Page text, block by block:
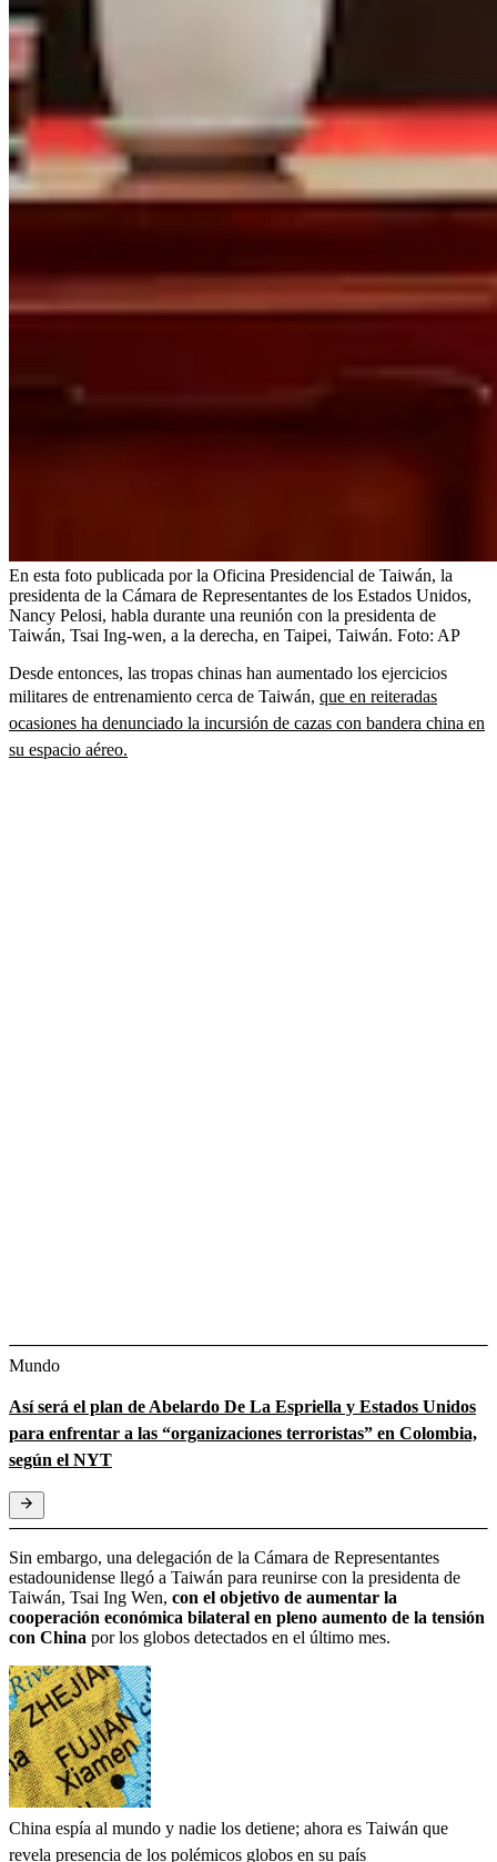
En esta foto publicada por la Oficina Presidencial de Taiwán, la
presidenta de la Cámara de Representantes de los Estados Unidos,
Nancy Pelosi, habla durante una reunión con la presidenta de
Taiwán, Tsai Ing-wen, a la derecha, en Taipei, Taiwán. Foto: AP
Desde entonces, las tropas chinas han aumentado los ejercicios
militares de entrenamiento cerca de Taiwán, que en reiteradas
ocasiones ha denunciado la incursión de cazas con bandera china en
su espacio aéreo.
Mundo
Así será el plan de Abelardo De La Espriella y Estados Unidos
para enfrentar a las “organizaciones terroristas” en Colombia,
según el NYT
Sin embargo, una delegación de la Cámara de Representantes
estadounidense llegó a Taiwán para reunirse con la presidenta de
Taiwán, Tsai Ing Wen, con el objetivo de aumentar la
cooperación económica bilateral en pleno aumento de la tensión
con China por los globos detectados en el último mes.
China espía al mundo y nadie los detiene; ahora es Taiwán que
revela presencia de los polémicos globos en su país